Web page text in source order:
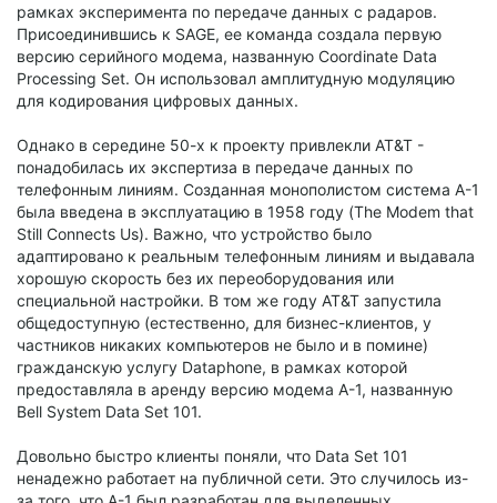
рамках эксперимента по передаче данных с радаров.
Присоединившись к SAGE, ее команда создала первую
версию серийного модема, названную Coordinate Data
Processing Set. Он использовал амплитудную модуляцию
для кодирования цифровых данных.
Однако в середине 50-х к проекту привлекли AT&T -
понадобилась их экспертиза в передаче данных по
телефонным линиям. Созданная монополистом система A-1
была введена в эксплуатацию в 1958 году (The Modem that
Still Connects Us). Важно, что устройство было
адаптировано к реальным телефонным линиям и выдавала
хорошую скорость без их переоборудования или
специальной настройки. В том же году AT&T запустила
общедоступную (естественно, для бизнес-клиентов, у
частников никаких компьютеров не было и в помине)
гражданскую услугу Dataphone, в рамках которой
предоставляла в аренду версию модема A-1, названную
Bell System Data Set 101.
Довольно быстро клиенты поняли, что Data Set 101
ненадежно работает на публичной сети. Это случилось из-